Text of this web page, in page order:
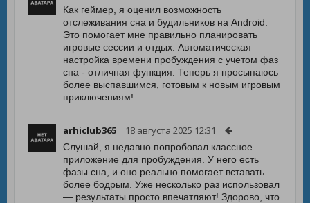
Как геймер, я оценил возможность
отслеживания сна и будильников на Android.
Это помогает мне правильно планировать
игровые сессии и отдых. Автоматическая
настройка времени пробуждения с учетом фаз
сна - отличная функция. Теперь я просыпаюсь
более выспавшимся, готовым к новым игровым
приключениям!
arhiclub365 18 августа 2025 12:31
Слушай, я недавно попробовал классное
приложение для пробуждения. У него есть
фазы сна, и оно реально помогает вставать
более бодрым. Уже несколько раз использовал
— результаты просто впечатляют! Здорово, что